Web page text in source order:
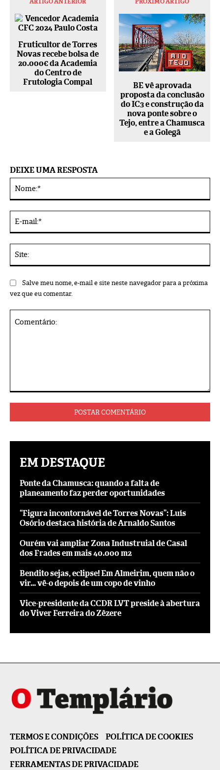
Fruticultor de Torres
Novas recebe bolsa de
20.000€ da Academia
do Centro de
Frutologia Compal
BE vê aprovada
proposta da conclusão
do IC3 e construção da
nova ponte sobre o
Tejo, entre a Chamusca
e a Golegã
DEIXE UMA RESPOSTA
Salve meu nome, e-mail e site neste navegador para a próxima
vez que eu comentar.
EM DESTAQUE
Ponte da Chamusca: quando a falta de
planeamento faz perder oportunidades
“Figura incontornável de Torres Novas”: Luís
Osório destaca história de Arnaldo Santos
Ourém vai ampliar Zona Industruial de Casal
dos Frades em mais 40.000 m2
Bendito sejas, eclipse! Em Almeirim, quem não o
vir… vê-o depois de um copo de vinho
Vice-presidente da CCDR LVT preside à abertura
do Viver Ferreira do Zêzere
TERMOS E CONDIÇÕES
POLÍTICA DE COOKIES
POLÍTICA DE PRIVACIDADE
FERRAMENTAS DE PRIVACIDADE